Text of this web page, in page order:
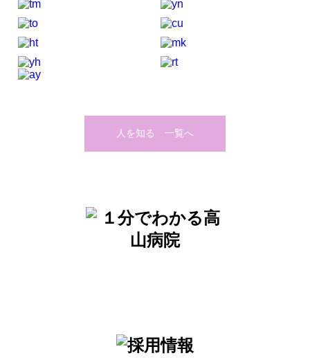
人を知る 一覧へ